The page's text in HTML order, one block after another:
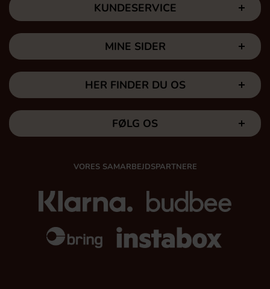
KUNDESERVICE
MINE SIDER
HER FINDER DU OS
FØLG OS
VORES SAMARBEJDSPARTNERE